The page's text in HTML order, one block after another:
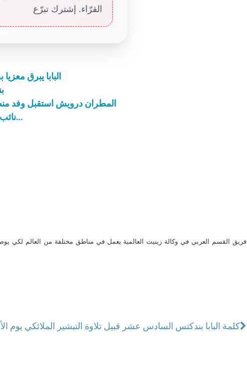
القرّاء. إشترك تبرّع
البابا يبرق
المطران درويش استقبل وفد
نائب رئيس الولايات المتحدة يعتذر مرتين على التوالي…
فريق القسم العربي في وكالة زينيت العالمية يعمل في مناطق مختلفة من العالم
كلمة البابا بندكتس السادس عشر قبيل تلاوة التبشير الملائكي يوم الأحد 26 فبراير